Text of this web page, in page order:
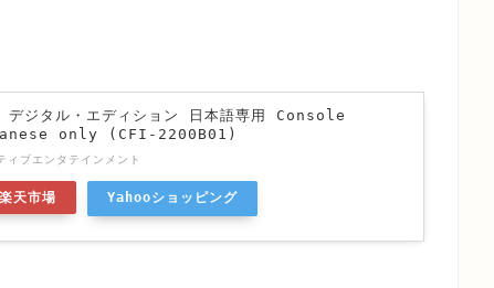
タル・エディション 日本語専用 Console
only (CFI-2200B01)
ィブエンタテインメント
楽天市場 Yahooショッピング